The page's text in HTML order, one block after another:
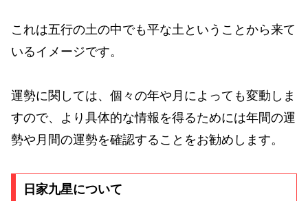
これは五行の土の中でも平な土ということから来て
いるイメージです。
運勢に関しては、個々の年や月によっても変動しま
すので、より具体的な情報を得るためには年間の運
勢や月間の運勢を確認することをお勧めします。
日家九星について